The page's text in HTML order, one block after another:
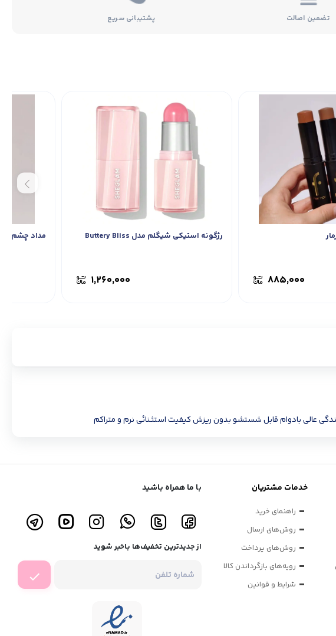
تضمین اصالت پشتیبانی سریع
۸۸۵,۰۰۰
رژگونه استیکی شیگلم مدل Buttery Bliss
۱,۲۶۰,۰۰۰
مداد چشم
عالی بادوام قابل شستشو بدون ریزش کیفیت استثنائی نرم و متراکم
خدمات مشتریان
راهنمای خرید
روش‌های ارسال
روش‌های پرداخت
رویه‌های بازگرداندن کالا
شرایط و قوانین
با ما همراه باشید
از جدیدترین تخفیف‌ها باخبر شوید